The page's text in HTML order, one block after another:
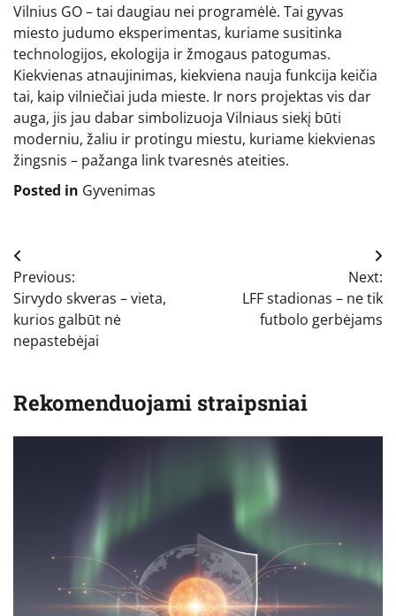
Vilnius GO – tai daugiau nei programėlė. Tai gyvas
miesto judumo eksperimentas, kuriame susitinka
technologijos, ekologija ir žmogaus patogumas.
Kiekvienas atnaujinimas, kiekviena nauja funkcija keičia
tai, kaip vilniečiai juda mieste. Ir nors projektas vis dar
auga, jis jau dabar simbolizuoja Vilniaus siekį būti
moderniu, žaliu ir protingu miestu, kuriame kiekvienas
žingsnis – pažanga link tvaresnės ateities.
Posted in Gyvenimas
Navigacija
tarp
įrašų
Previous:
Sirvydo skveras – vieta,
kurios galbūt nė
nepastebėjai
Next:
LFF stadionas – ne tik
futbolo gerbėjams
Rekomenduojami straipsniai